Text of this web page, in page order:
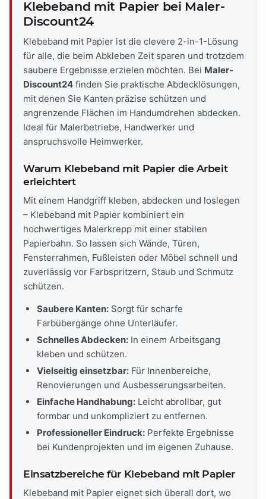
Klebeband mit Papier bei Maler-
Discount24
Klebeband mit Papier ist die clevere 2-in-1-Lösung
für alle, die beim Abkleben Zeit sparen und trotzdem
saubere Ergebnisse erzielen möchten. Bei Maler-
Discount24 finden Sie praktische Abdecklösungen,
mit denen Sie Kanten präzise schützen und
angrenzende Flächen im Handumdrehen abdecken.
Ideal für Malerbetriebe, Handwerker und
anspruchsvolle Heimwerker.
Warum Klebeband mit Papier die Arbeit
erleichtert
Mit einem Handgriff kleben, abdecken und loslegen
– Klebeband mit Papier kombiniert ein
hochwertiges Malerkrepp mit einer stabilen
Papierbahn. So lassen sich Wände, Türen,
Fensterrahmen, Fußleisten oder Möbel schnell und
zuverlässig vor Farbspritzern, Staub und Schmutz
schützen.
Saubere Kanten: Sorgt für scharfe
Farbübergänge ohne Unterläufer.
Schnelles Abdecken: In einem Arbeitsgang
kleben und schützen.
Vielseitig einsetzbar: Für Innenbereiche,
Renovierungen und Ausbesserungsarbeiten.
Einfache Handhabung: Leicht abrollbar, gut
formbar und unkompliziert zu entfernen.
Professioneller Eindruck: Perfekte Ergebnisse
bei Kundenprojekten und im eigenen Zuhause.
Einsatzbereiche für Klebeband mit Papier
Klebeband mit Papier eignet sich überall dort, wo